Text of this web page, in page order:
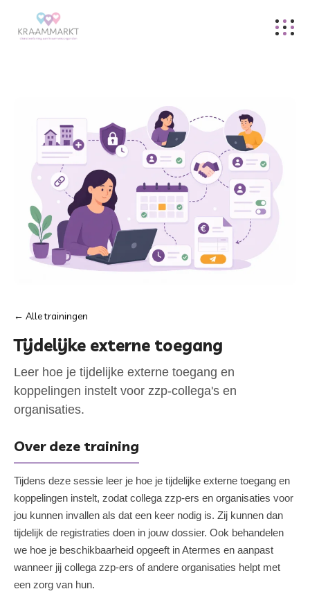
← Alle trainingen
Tijdelijke externe toegang
Leer hoe je tijdelijke externe toegang en
koppelingen instelt voor zzp-collega's en
organisaties.
Over deze training
Tijdens deze sessie leer je hoe je tijdelijke externe toegang en
koppelingen instelt, zodat collega zzp-ers en organisaties voor
jou kunnen invallen als dat een keer nodig is. Zij kunnen dan
tijdelijk de registraties doen in jouw dossier. Ook behandelen
we hoe je beschikbaarheid opgeeft in Atermes en aanpast
wanneer jij collega zzp-ers of andere organisaties helpt met
een zorg van hun.